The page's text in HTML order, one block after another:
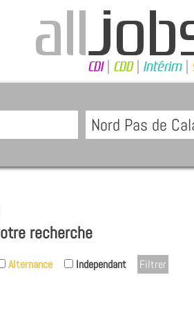
recherche
Alternance Independant